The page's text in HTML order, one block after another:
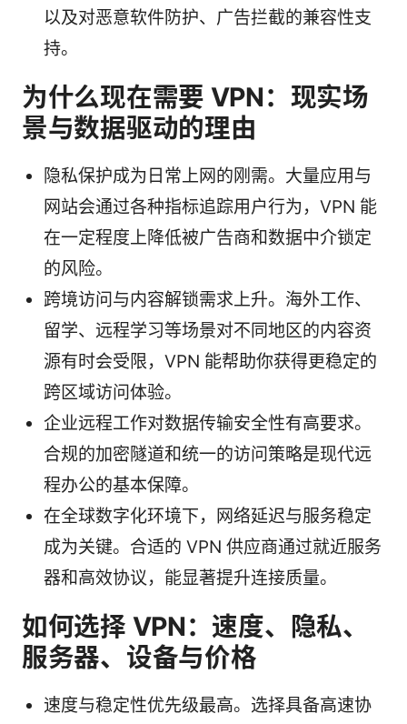
以及对恶意软件防护、广告拦截的兼容性支
持。
为什么现在需要 VPN：现实场
景与数据驱动的理由
隐私保护成为日常上网的刚需。大量应用与
网站会通过各种指标追踪用户行为，VPN 能
在一定程度上降低被广告商和数据中介锁定
的风险。
跨境访问与内容解锁需求上升。海外工作、
留学、远程学习等场景对不同地区的内容资
源有时会受限，VPN 能帮助你获得更稳定的
跨区域访问体验。
企业远程工作对数据传输安全性有高要求。
合规的加密隧道和统一的访问策略是现代远
程办公的基本保障。
在全球数字化环境下，网络延迟与服务稳定
成为关键。合适的 VPN 供应商通过就近服务
器和高效协议，能显著提升连接质量。
如何选择 VPN：速度、隐私、
服务器、设备与价格
速度与稳定性优先级最高。选择具备高速协